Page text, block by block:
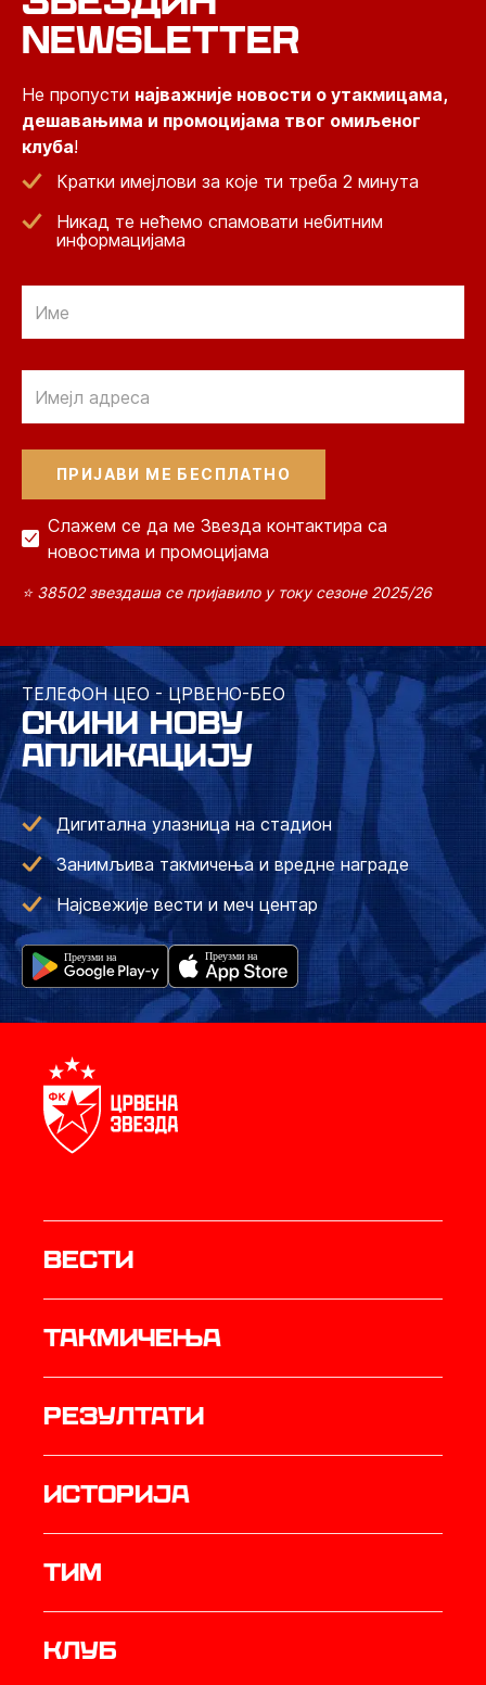
NEWSLETTER
Не пропусти најважније новости о утакмицама,
дешавањима и промоцијама твог омиљеног
клуба!
Кратки имејлови за које ти треба 2 минута
Никад те нећемо спамовати небитним
информацијама
Слажем се да ме Звезда контактира са
новостима и промоцијама
⭐ 38502 звездаша се пријавило у току сезоне 2025/26
ТЕЛЕФОН ЦЕО - ЦРВЕНО-БЕО
СКИНИ НОВУ
АПЛИКАЦИЈУ
Дигитална улазница на стадион
Занимљива такмичења и вредне награде
Најсвежије вести и меч центар
Вести
Такмичења
резултати
историја
ТИМ
Клуб